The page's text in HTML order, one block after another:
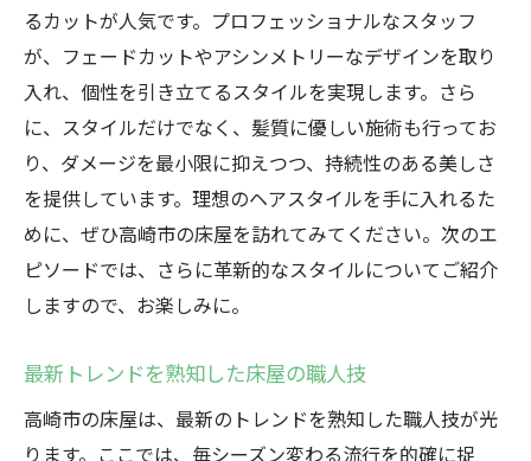
るカットが人気です。プロフェッショナルなスタッフ
が、フェードカットやアシンメトリーなデザインを取り
入れ、個性を引き立てるスタイルを実現します。さら
に、スタイルだけでなく、髪質に優しい施術も行ってお
り、ダメージを最小限に抑えつつ、持続性のある美しさ
を提供しています。理想のヘアスタイルを手に入れるた
めに、ぜひ高崎市の床屋を訪れてみてください。次のエ
ピソードでは、さらに革新的なスタイルについてご紹介
しますので、お楽しみに。
最新トレンドを熟知した床屋の職人技
高崎市の床屋は、最新のトレンドを熟知した職人技が光
ります。ここでは、毎シーズン変わる流行を的確に捉